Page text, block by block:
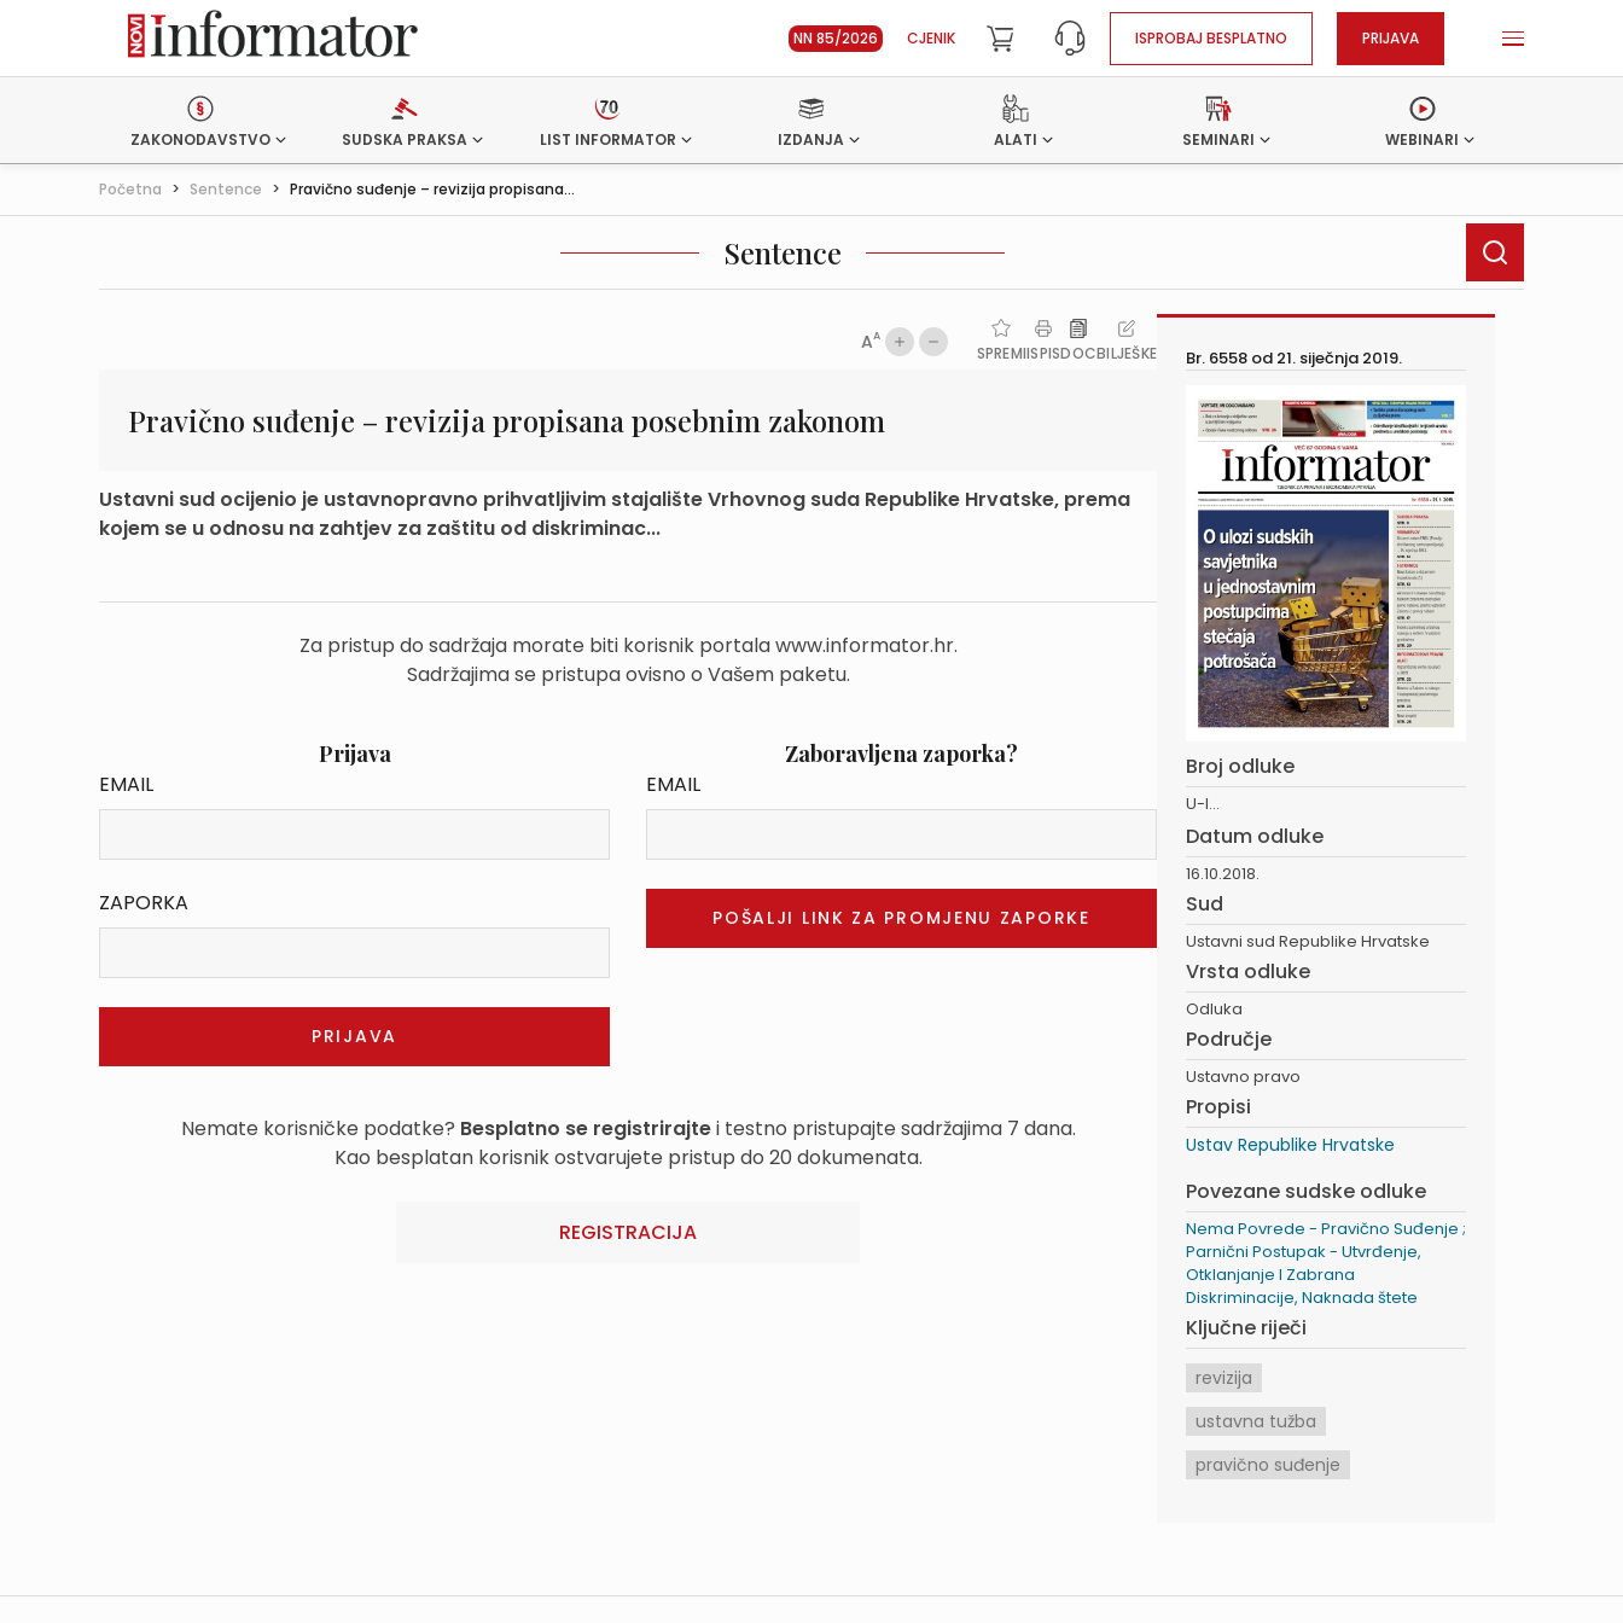
NN 85/2026 CJENIK ISPROBAJ BESPLATNO PRIJAVA
ZAKONODAVSTVO SUDSKA PRAKSA LIST INFORMATOR IZDANJA ALATI SEMINARI WEBINARI
Početna > Sentence > Pravično suđenje – revizija propisana...
Sentence
AA
SPREMIISPISDOCBILJEŠKE
Pravično suđenje – revizija propisana posebnim zakonom
Ustavni sud ocijenio je ustavnopravno prihvatljivim stajalište Vrhovnog suda Republike Hrvatske, prema
kojem se u odnosu na zahtjev za zaštitu od diskriminac...
Za pristup do sadržaja morate biti korisnik portala www.informator.hr.
Sadržajima se pristupa ovisno o Vašem paketu.
Prijava
EMAIL
ZAPORKA
Zaboravljena zaporka?
EMAIL
Nemate korisničke podatke? Besplatno se registrirajtei testno pristupajte sadržajima 7 dana.
Kao besplatan korisnik ostvarujete pristup do 20 dokumenata.
REGISTRACIJA
Br. 6558 od 21. siječnja 2019.
Broj odluke
U-I...
Datum odluke
16.10.2018.
Sud
Ustavni sud Republike Hrvatske
Vrsta odluke
Odluka
Područje
Ustavno pravo
Propisi
Ustav Republike Hrvatske
Povezane sudske odluke
Nema Povrede - Pravično Suđenje ;
Parnični Postupak - Utvrđenje,
Otklanjanje I Zabrana
Diskriminacije, Naknada štete
Ključne riječi
revizija
ustavna tužba
pravično suđenje